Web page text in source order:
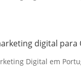
digital para
Digital em